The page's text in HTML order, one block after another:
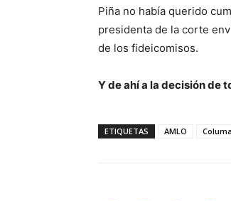
Piña no había querido
presidenta de la corte
de los fideicomisos.
Y de ahí a la decisión de
ETIQUETAS AMLO Columa